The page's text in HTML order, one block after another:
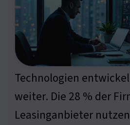
Technologien
weiter. Die 28 % der
Leasinganbieter